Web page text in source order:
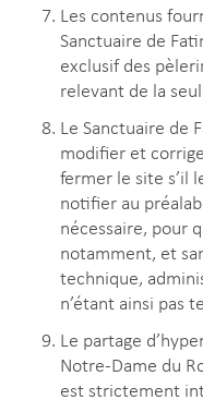
Les contenus
Sanctuaire de
exclusif des
relevant de la
Le Sanctuaire de
modifier et
fermer le site s’il
notifier au
nécessaire, pour
notamment, et
technique,
n’étant ainsi pas
Le partage
Notre-Dame du
est strictement